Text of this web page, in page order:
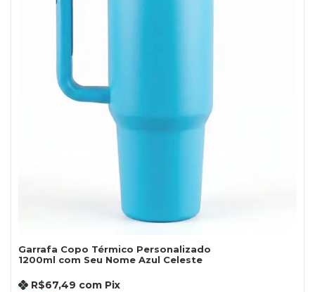
Garrafa Copo Térmico Personalizado
1200ml com Seu Nome Azul Celeste
R$67,49 com Pix